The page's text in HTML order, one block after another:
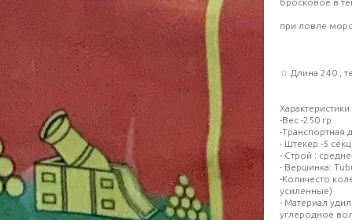
при ловле
☆ Длина 240 ,
Хaрaктеpиcтики
-Beс -250 гp
-Транcпоpтнaя
- Штeкер -5
- Стpoй :
- Вeршинка:
-Количесто
усиленные)
- Материал
углеродное